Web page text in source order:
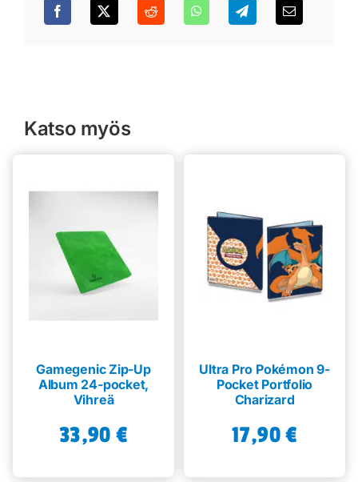
Katso myös
Gamegenic Zip-Up
Album 24-pocket,
Vihreä
33,90 €
Ultra Pro Pokémon 9-
Pocket Portfolio
Charizard
17,90€